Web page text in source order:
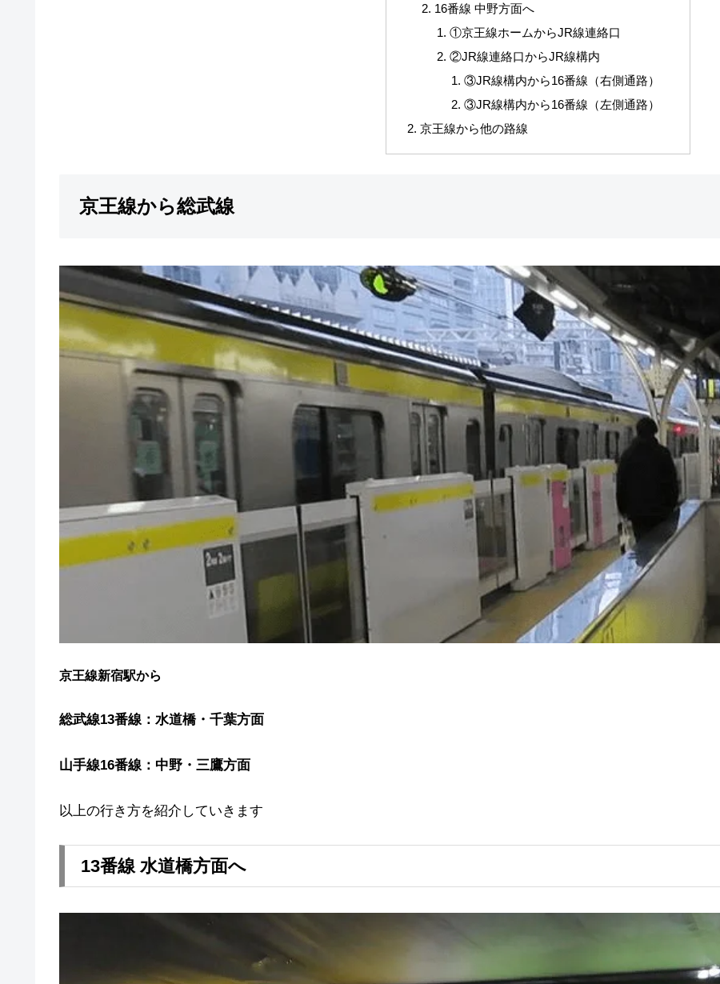
16番線 中野方面へ
①京王線ホームからJR線連絡口
②JR線連絡口からJR線構内
③JR線構内から16番線（右側通路）
③JR線構内から16番線（左側通路）
京王線から他の路線
京王線から総武線
京王線新宿駅から
総武線13番線：水道橋・千葉方面
山手線16番線：中野・三鷹方面
以上の行き方を紹介していきます
13番線 水道橋方面へ